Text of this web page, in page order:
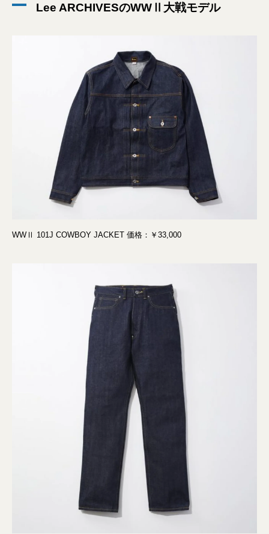
Lee ARCHIVESのWWⅡ大戦モデル
WWⅡ 101J COWBOY JACKET 価格：￥33,000